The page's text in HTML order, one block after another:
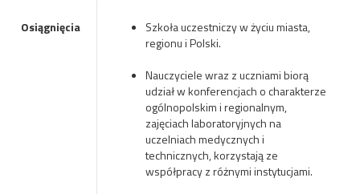
Osiągnięcia
Szkoła uczestniczy w życiu miasta,
regionu i Polski.
Nauczyciele wraz z uczniami biorą
udział w konferencjach o charakterze
ogólnopolskim i regionalnym,
zajęciach laboratoryjnych na
uczelniach medycznych i
technicznych, korzystają ze
współpracy z różnymi instytucjami.